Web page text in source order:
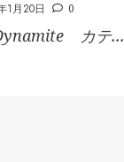
1月20日 0
カテ...